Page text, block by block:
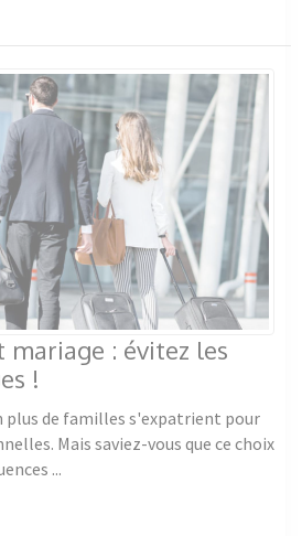
: évitez les
!
plus de familles s'expatrient pour
Mais saviez-vous que ce choix
...